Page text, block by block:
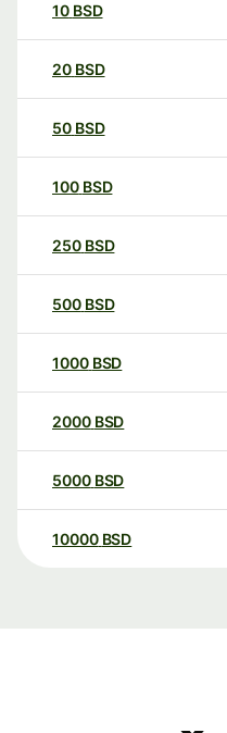
10 BSD
20 BSD
50 BSD
100 BSD
250 BSD
500 BSD
1000 BSD
2000 BSD
5000 BSD
10000 BSD